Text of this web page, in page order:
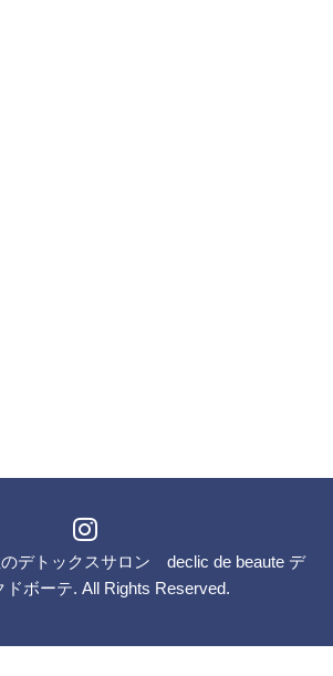
デトックスサロン declic de beaute デ
ドボーテ. All Rights Reserved.